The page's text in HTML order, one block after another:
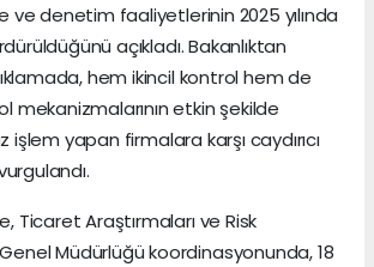
ve denetim faaliyetlerinin 2025 yılında
açıkladı. Bakanlıktan
hem ikincil kontrol hem de
mekanizmalarının etkin şekilde
işlem yapan firmalara karşı caydırıcı
Ticaret Araştırmaları ve Risk
Müdürlüğü koordinasyonunda, 18